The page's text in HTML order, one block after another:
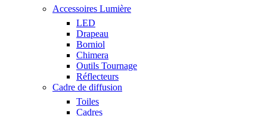
Accessoires Lumière
LED
Drapeau
Borniol
Chimera
Outils Tournage
Réflecteurs
Cadre de diffusion
Toiles
Cadres